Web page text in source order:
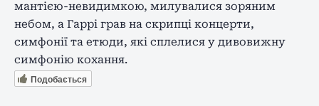
мантією-невидимкою, милувалися зоряним
небом, а Гаррі грав на скрипці концерти,
симфонії та етюди, які сплелися у дивовижну
симфонію кохання.
Подобається